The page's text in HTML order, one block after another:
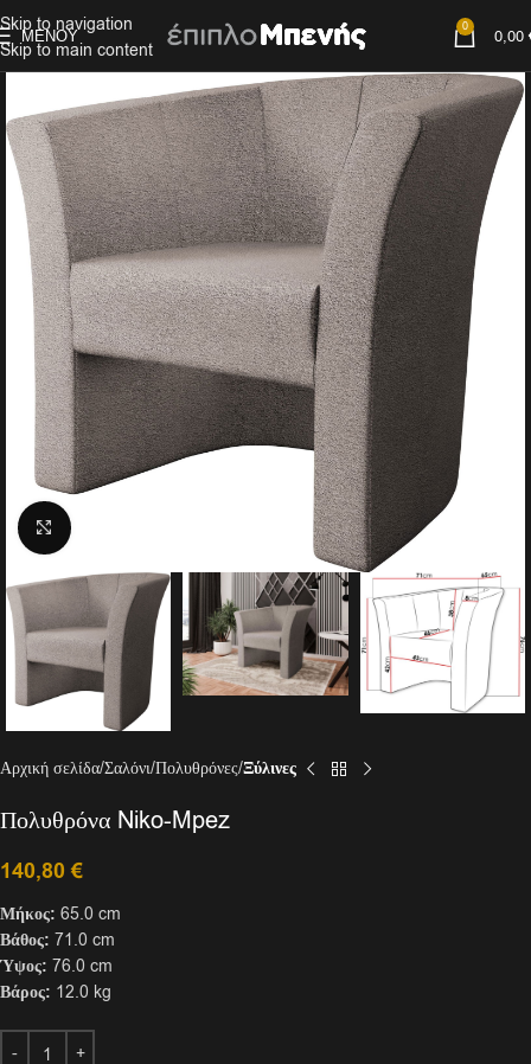
Skip to navigation
Skip to main content
ΜΕΝΟΎ 0 0,00
Click to enlarge
Αρχική σελίδα Σαλόνι Πολυθρόνες Ξύλινες
Πολυθρόνα Niko-Mpez
140,80€
Μήκος: 65.0 cm
Βάθος: 71.0 cm
Ύψος: 76.0 cm
Βάρος: 12.0 kg